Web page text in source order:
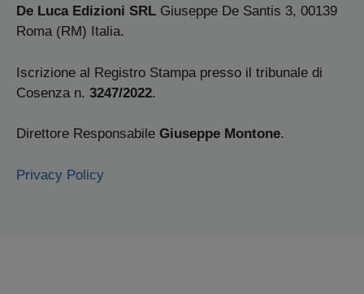
De Luca Edizioni SRL Giuseppe De Santis 3, 00139
Roma (RM) Italia.
Iscrizione al Registro Stampa presso il tribunale di
Cosenza n. 3247/2022.
Direttore Responsabile Giuseppe Montone.
Privacy Policy